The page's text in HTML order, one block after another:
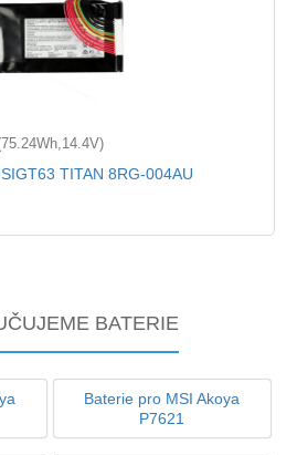
TITAN 8RG-004AU
BATERIE
Baterie pro MSI Akoya
P7621